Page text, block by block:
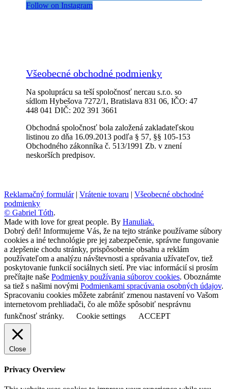
Follow on Instagram
Všeobecné obchodné podmienky
Na spoluprácu sa teší spoločnosť nercau s.r.o. so
sídlom Hybešova 7272/1, Bratislava 831 06, IČO: 47
448 041 DIČ: 202 391 3661
Obchodná spoločnosť bola založená zakladateľskou
listinou zo dňa 16.09.2013 podľa § 57, §§ 105-153
Obchodného zákonníka č. 513/1991 Zb. v znení
neskorších predpisov.
Reklamačný formulár| Vrátenie tovaru | Všeobecné obchodné
podmienky
© Gabriel Tóth.
Made with love for great people. By Hanuliak.
Dobrý deň! Informujeme Vás, že na tejto stránke používame súbory
cookies a iné technológie pre jej zabezpečenie, správne fungovanie
a zlepšenie chodu stránky, prispôsobenie obsahu a reklám
používateľom a analýzu návštevnosti a správania užívateľov, tiež
poskytovanie funkcií sociálnych sietí. Pre viac informácií si prosím
prečítajte naše Podmienky používania súborov cookies. Oboznámte
sa tiež s našimi novými Podmienkami spracúvania osobných údajov.
Spracovaniu cookies môžete zabrániť zmenou nastavení vo Vašom
internetovom prehliadači, čo ale môže spôsobiť nesprávnu
funkčnosť stránky.
Cookie settings ACCEPT
Close
Privacy Overview